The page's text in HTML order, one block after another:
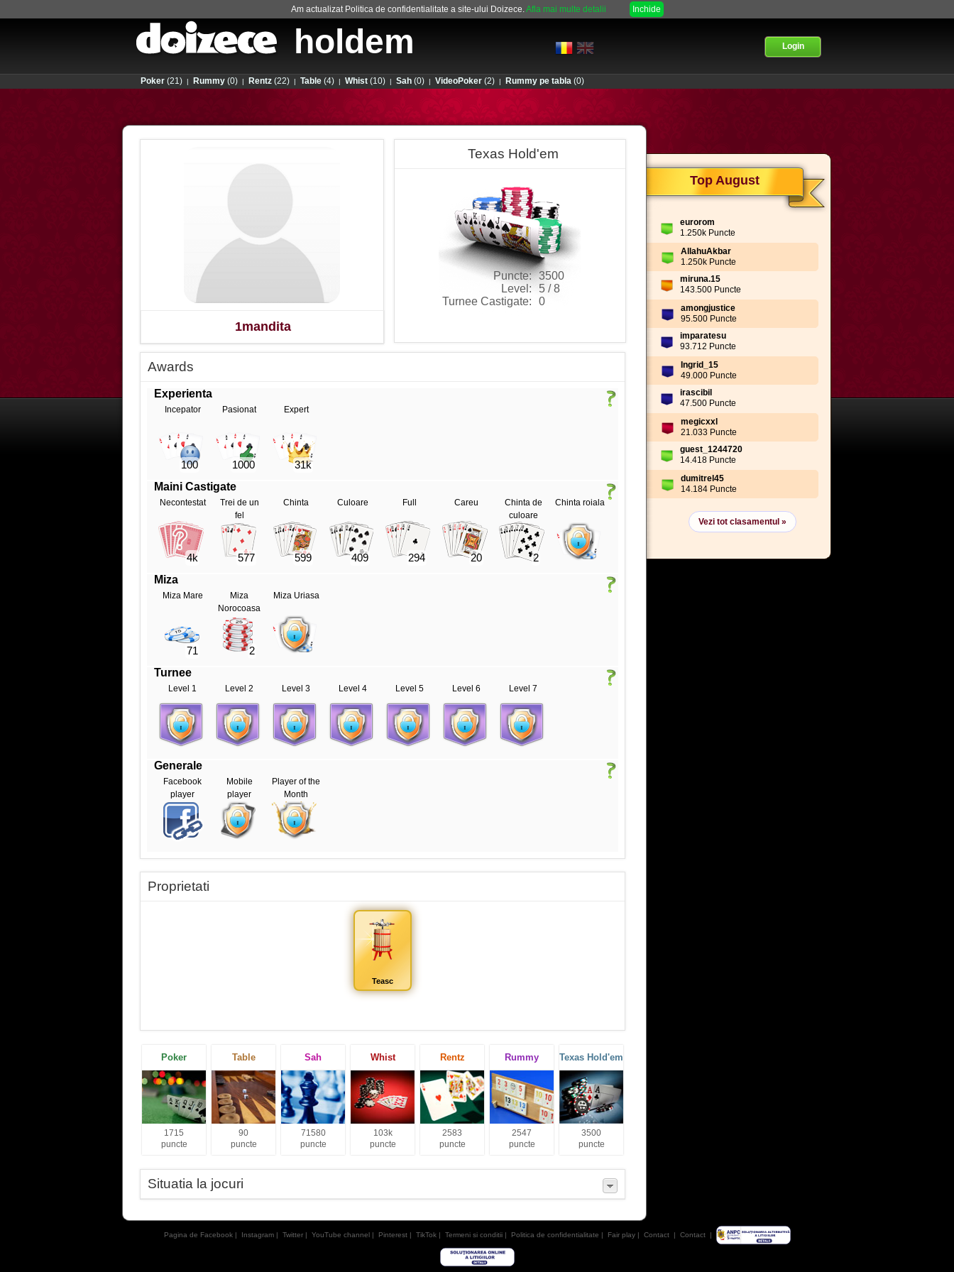
Am actualizat Politica de confidentialitate a site-ului Doizece.Afla mai multe detalii Inchide
holdem Login
Poker (21) | Rummy (0) | Rentz (22) | Table (4) | Whist (10) | Sah (0) | VideoPoker (2) | Rummy pe tabla (0)
Top August
eurorom
1.250k Puncte
AllahuAkbar
1.250k Puncte
miruna.15
143.500 Puncte
amongjustice
95.500 Puncte
imparatesu
93.712 Puncte
Ingrid_15
49.000 Puncte
irascibil
47.500 Puncte
megicxxl
21.033 Puncte
guest_1244720
14.418 Puncte
dumitrel45
14.184 Puncte
Vezi tot clasamentul »
1mandita
Texas Hold'em
Puncte: 3500
Level:
5 / 8
Turnee Castigate:
0
Awards
Experienta
Incepator
100
Pasionat
1000
Expert
31k
Maini Castigate
Necontestat
4k
Trei de un
fel
577
Chinta
599
Culoare
409
Full
294
Careu
20
Chinta de
culoare
2
Chinta roiala
Miza
Miza Mare
71
Miza
Norocoasa
2
Miza Uriasa
Turnee
Level 1 Level 2 Level 3 Level 4 Level 5 Level 6 Level 7
Generale
Facebook
player
Mobile
player
Player of the
Month
Proprietati
Teasc
Poker
1715
puncte
Table
90
puncte
Sah
71580
puncte
Whist
103k
puncte
Rentz
2583
puncte
Rummy
2547
puncte
Texas Hold'em
3500
puncte
Situatia la jocuri
Pagina de Facebook| Instagram| Twitter| YouTube channel| Pinterest| TikTok| Termeni si conditii| Politica de confidentialitate | Fair play| Contact| Contact|